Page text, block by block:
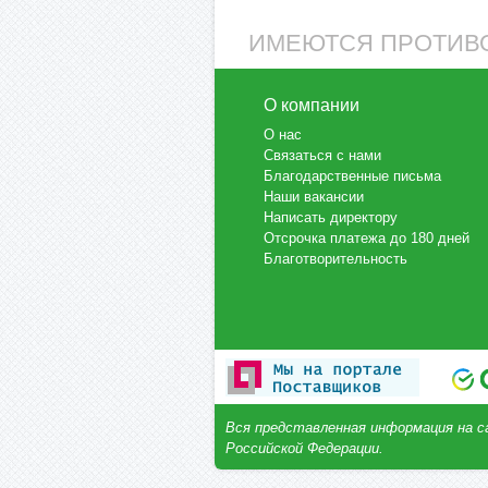
ИМЕЮТСЯ
О компании
О нас
Связаться с нами
Благодарственные письма
Наши вакансии
Написать директору
Отсрочка платежа до 180 дней
Благотворительность
Вся представленная информация на
Российской Федерации.